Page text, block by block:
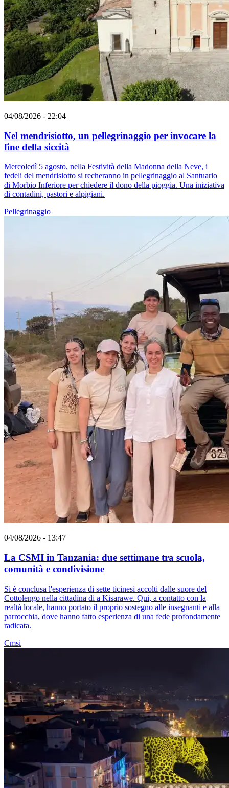
04/08/2026 - 22:04
Nel mendrisiotto, un pellegrinaggio per invocare la
fine della siccità
Mercoledì 5 agosto, nella Festività della Madonna della Neve, i
fedeli del mendrisiotto si recheranno in pellegrinaggio al Santuario
di Morbio Inferiore per chiedere il dono della pioggia. Una iniziativa
di contadini, pastori e alpigiani.
Pellegrinaggio
04/08/2026 - 13:47
La CSMI in Tanzania: due settimane tra scuola,
comunità e condivisione
Si è conclusa l'esperienza di sette ticinesi accolti dalle suore del
Cottolengo nella cittadina di a Kisarawe. Qui, a contatto con la
realtà locale, hanno portato il proprio sostegno alle insegnanti e alla
parrocchia, dove hanno fatto esperienza di una fede profondamente
radicata.
Cmsi